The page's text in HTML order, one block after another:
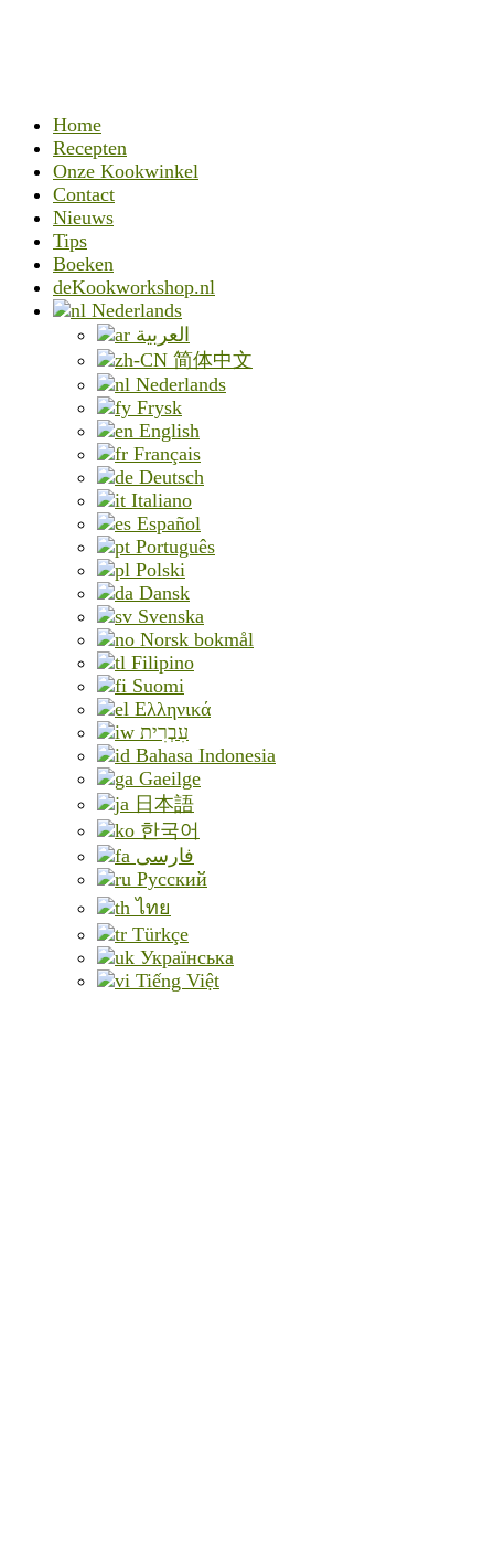
Home
Recepten
Onze Kookwinkel
Contact
Nieuws
Tips
Boeken
deKookworkshop.nl
Nederlands
العربية
简体中文
Nederlands
Frysk
English
Français
Deutsch
Italiano
Español
Português
Polski
Dansk
Svenska
Norsk bokmål
Filipino
Suomi
Ελληνικά
עִבְרִית
Bahasa Indonesia
Gaeilge
日本語
한국어
فارسی
Русский
ไทย
Türkçe
Українська
Tiếng Việt